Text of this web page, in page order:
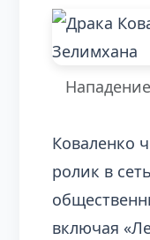
Коваленко
ролик в
включая